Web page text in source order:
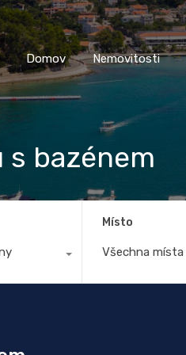
Domov Nemovitosti
Domov Nemovitosti
s bazénem
Místo
Všechna místa